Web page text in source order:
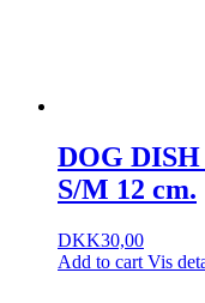
DOG
S/M 12 cm.
DKK30,00
Add to cart Vis